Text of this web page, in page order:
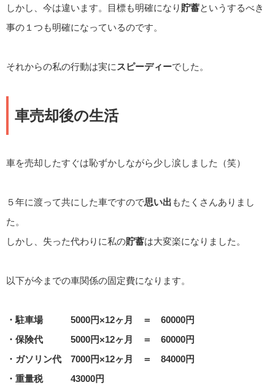
しかし、今は違います。目標も明確になり 貯蓄というするべき
事の１つも明確になっているのです。
それからの私の行動は実に スピーディーでした。
車売却後の生活
車を売却したすぐは恥ずかしながら少し涙しました（笑）
５年に渡って共にした車ですので思い出 もたくさんありまし
た。
しかし、失った代わりに私の貯蓄は大変楽になりました。
以下が今までの車関係の固定費になります。
・駐車場 5000円×12ヶ月 ＝ 60000円
・保険代 5000円×12ヶ月 ＝ 60000円
・ガソリン代 7000円×12ヶ月 ＝ 84000円
・重量税 43000円